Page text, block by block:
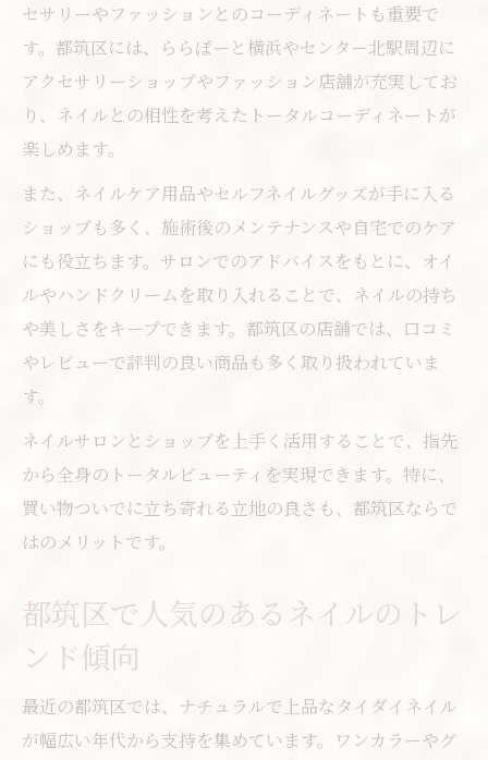
セサリーやファッションとのコーディネートも重要で
す。都筑区には、ららぽーと横浜やセンター北駅周辺に
アクセサリーショップやファッション店舗が充実してお
り、ネイルとの相性を考えたトータルコーディネートが
楽しめます。
また、ネイルケア用品やセルフネイルグッズが手に入る
ショップも多く、施術後のメンテナンスや自宅でのケア
にも役立ちます。サロンでのアドバイスをもとに、オイ
ルやハンドクリームを取り入れることで、ネイルの持ち
や美しさをキープできます。都筑区の店舗では、口コミ
やレビューで評判の良い商品も多く取り扱われていま
す。
ネイルサロンとショップを上手く活用することで、指先
から全身のトータルビューティを実現できます。特に、
買い物ついでに立ち寄れる立地の良さも、都筑区ならで
はのメリットです。
都筑区で人気のあるネイルのトレ
ンド傾向
最近の都筑区では、ナチュラルで上品なタイダイネイル
が幅広い年代から支持を集めています。ワンカラーやグ